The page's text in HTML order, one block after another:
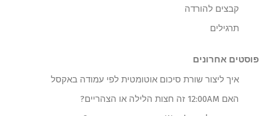
קבצים להורדה
תרגילים
פוסטים אחרונים
איך ליצור שורת סיכום אוטומטית לפי עמודה באקסל
האם 12:00AM זה חצות הלילה או הצהריים?